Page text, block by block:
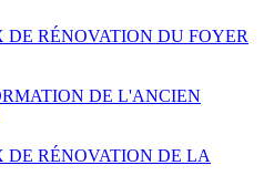
DE RÉNOVATION DU FOYER
DE L'ANCIEN
DE RÉNOVATION DE LA